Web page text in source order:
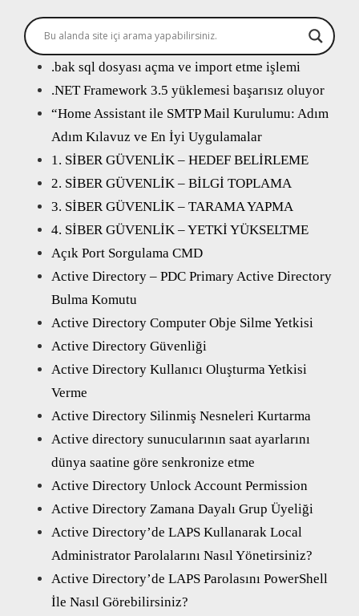
.bak sql dosyası açma ve import etme işlemi
.NET Framework 3.5 yüklemesi başarısız oluyor
“Home Assistant ile SMTP Mail Kurulumu: Adım
Adım Kılavuz ve En İyi Uygulamalar
1. SİBER GÜVENLİK – HEDEF BELİRLEME
2. SİBER GÜVENLİK – BİLGİ TOPLAMA
3. SİBER GÜVENLİK – TARAMA YAPMA
4. SİBER GÜVENLİK – YETKİ YÜKSELTME
Açık Port Sorgulama CMD
Active Directory – PDC Primary Active Directory
Bulma Komutu
Active Directory Computer Obje Silme Yetkisi
Active Directory Güvenliği
Active Directory Kullanıcı Oluşturma Yetkisi
Verme
Active Directory Silinmiş Nesneleri Kurtarma
Active directory sunucularının saat ayarlarını
dünya saatine göre senkronize etme
Active Directory Unlock Account Permission
Active Directory Zamana Dayalı Grup Üyeliği
Active Directory’de LAPS Kullanarak Local
Administrator Parolalarını Nasıl Yönetirsiniz?
Active Directory’de LAPS Parolasını PowerShell
İle Nasıl Görebilirsiniz?